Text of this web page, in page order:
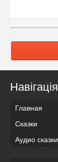
Навігація
Главная
Сказки
Аудио сказки